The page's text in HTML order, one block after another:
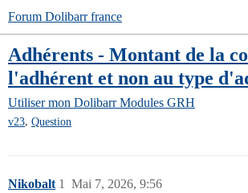
Forum Dolibarr france
Adhérents - Montant de la
l'adhérent et non au type
Utiliser mon Dolibarr Modules GRH
v23, Question
Nikobalt Mai 7, 2026, 9:56
1